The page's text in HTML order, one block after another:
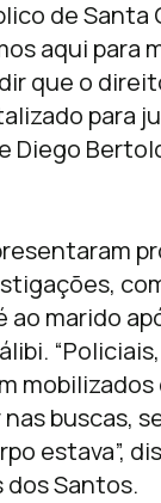
de Santa
aqui para
que o
para
Diego
ao marido
buscas,
estava”,
dos Santos.